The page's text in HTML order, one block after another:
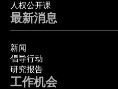
人权公开课
最新消息
新闻
倡导行动
研究报告
工作机会